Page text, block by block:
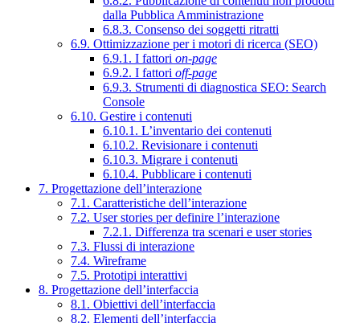
dalla Pubblica Amministrazione
6.8.3. Consenso dei soggetti ritratti
6.9. Ottimizzazione per i motori di ricerca (SEO)
6.9.1. I fattori on-page
6.9.2. I fattori off-page
6.9.3. Strumenti di diagnostica SEO: Search
Console
6.10. Gestire i contenuti
6.10.1. L’inventario dei contenuti
6.10.2. Revisionare i contenuti
6.10.3. Migrare i contenuti
6.10.4. Pubblicare i contenuti
7. Progettazione dell’interazione
7.1. Caratteristiche dell’interazione
7.2. User stories per definire l’interazione
7.2.1. Differenza tra scenari e user stories
7.3. Flussi di interazione
7.4. Wireframe
7.5. Prototipi interattivi
8. Progettazione dell’interfaccia
8.1. Obiettivi dell’interfaccia
8.2. Elementi dell’interfaccia